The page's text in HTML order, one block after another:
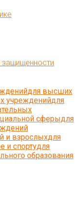
защищенности
для высших
учрежденийдля
сферыдля
и взрослыхдля
и спортудля
образования